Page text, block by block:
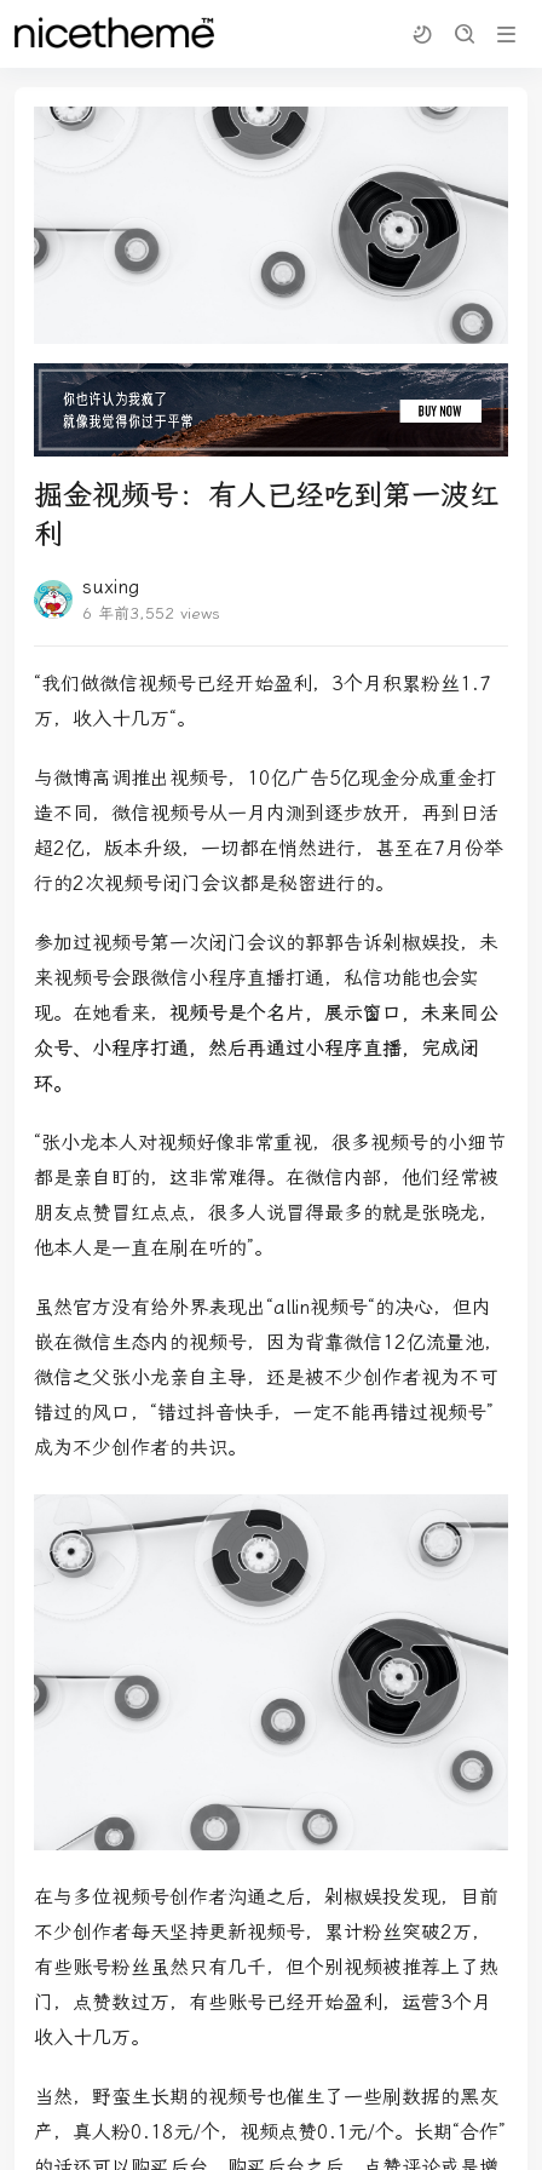
掘金视频号：有人已经吃到第一波红
利
suxing
6 年前3,552 views
“我们做微信视频号已经开始盈利，3个月积累粉丝1.7
万，收入十几万“。
与微博高调推出视频号，10亿广告5亿现金分成重金打
造不同，微信视频号从一月内测到逐步放开，再到日活
超2亿，版本升级，一切都在悄然进行，甚至在7月份举
行的2次视频号闭门会议都是秘密进行的。
参加过视频号第一次闭门会议的郭郭告诉剁椒娱投，未
来视频号会跟微信小程序直播打通，私信功能也会实
现。在她看来， 视频号是个名片，展示窗口，未来同公
众号、小程序打通，然后再通过小程序直播，完成闭
环。
“张小龙本人对视频好像非常重视，很多视频号的小细节
都是亲自盯的，这非常难得。在微信内部，他们经常被
朋友点赞冒红点点，很多人说冒得最多的就是张晓龙，
他本人是一直在刷在听的”。
虽然官方没有给外界表现出“allin视频号“的决心，但内
嵌在微信生态内的视频号，因为背靠微信12亿流量池，
微信之父张小龙亲自主导，还是被不少创作者视为不可
错过的风口，“错过抖音快手，一定不能再错过视频号”
成为不少创作者的共识。
在与多位视频号创作者沟通之后，剁椒娱投发现，目前
不少创作者每天坚持更新视频号，累计粉丝突破2万，
有些账号粉丝虽然只有几千，但个别视频被推荐上了热
门，点赞数过万，有些账号已经开始盈利，运营3个月
收入十几万。
当然，野蛮生长期的视频号也催生了一些刷数据的黑灰
产，真人粉0.18元/个，视频点赞0.1元/个。长期“合作”